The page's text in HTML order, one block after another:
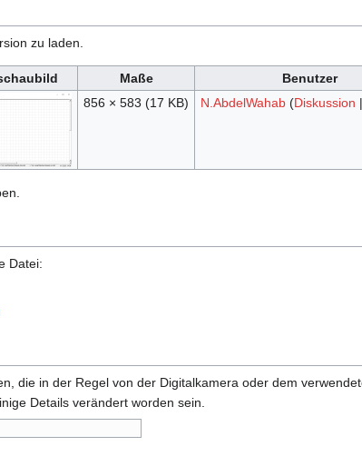
zu laden.
Maße Benutzer
856 × 583 (17 KB) N.AbdelWahab (Diskussion |
Datei:
die in der Regel von der Digitalkamera oder dem
Details verändert worden sein.